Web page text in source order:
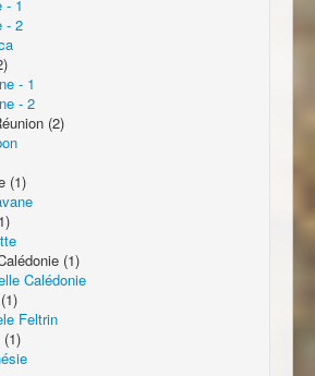
- 1
- 2
- 1
- 2
(2)
(1)
(1)
Calédonie
Feltrin
(1)